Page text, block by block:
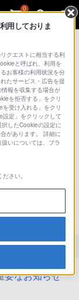
0
Q&A
要なお知らせ
用しておりま
クエストに相当する利
と呼ばれ、利用を
お客様の利用状況を分
たサービス・広告を提
報を収集する場合が
を拒否する」をクリ
受け入れる」をクリ
設定」をクリックして
したCookieの設定に
があります。 詳細に
いについては、プラ
さい。